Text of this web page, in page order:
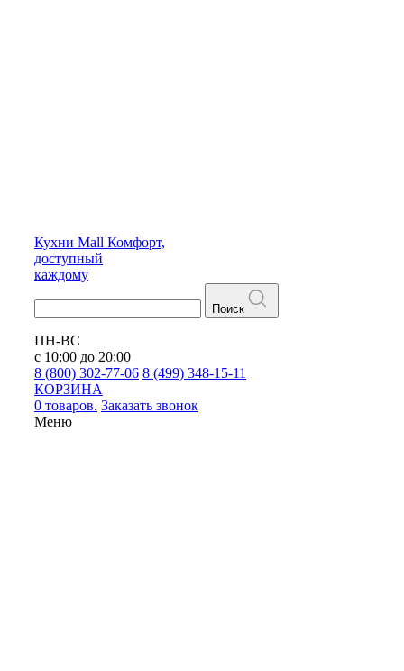
Кухни Mall Комфорт,
доступный
каждому
Поиск
ПН-ВС
с 10:00 до 20:00
8 (800) 302-77-06 8 (499) 348-15-11
КОРЗИНА
0 товаров. Заказать звонок
Меню